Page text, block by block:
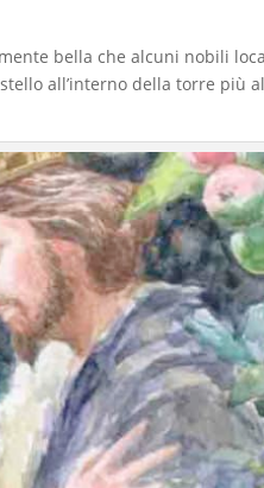
bella che alcuni nobili
all’interno della torre più